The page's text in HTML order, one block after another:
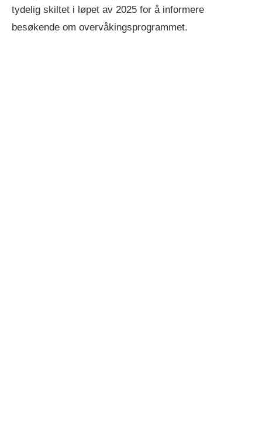
tydelig skiltet i løpet av 2025 for å informere
besøkende om overvåkingsprogrammet.